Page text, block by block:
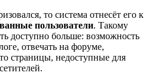
то система отнесёт его к
пользователи. Такому
доступно больше: возможность
отвечать на форуме,
страницы, недоступные для